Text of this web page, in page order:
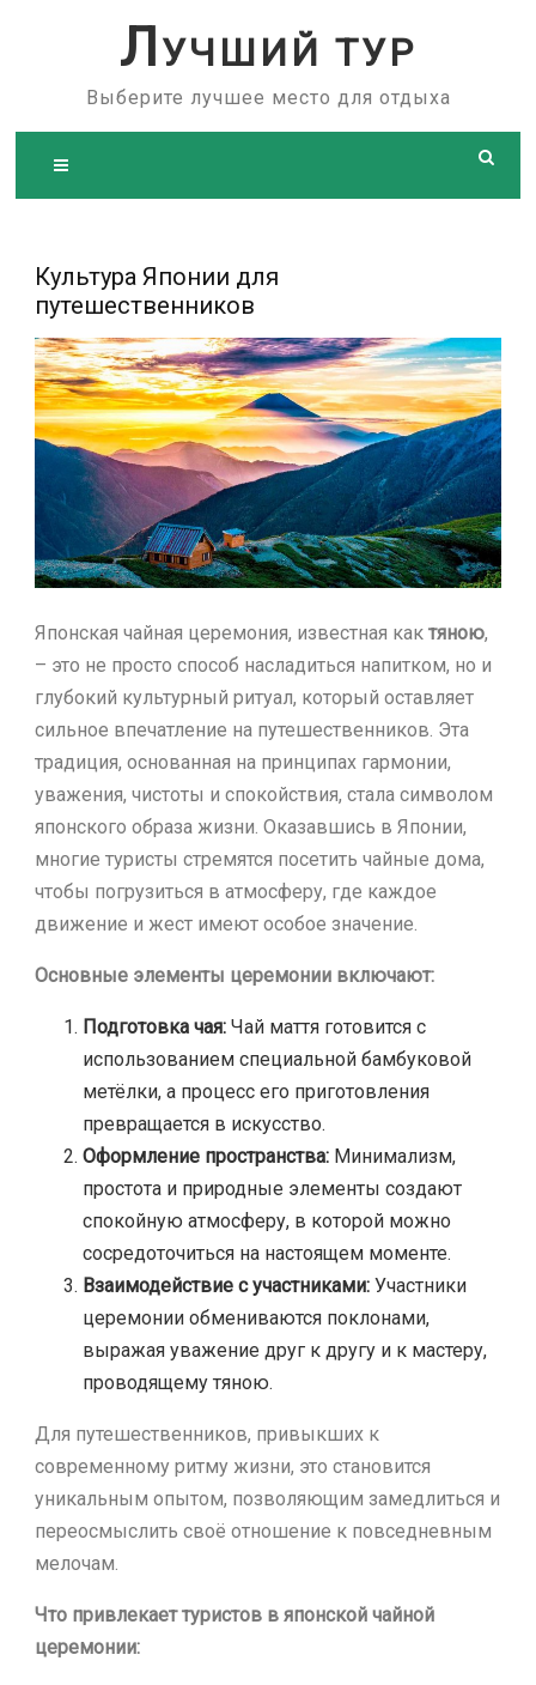
ЛУЧШИЙ ТУР
Выберите лучшее место для отдыха
Культура Японии для
путешественников
Японская чайная церемония, известная как тяною,
– это не просто способ насладиться напитком, но и
глубокий культурный ритуал, который оставляет
сильное впечатление на путешественников. Эта
традиция, основанная на принципах гармонии,
уважения, чистоты и спокойствия, стала символом
японского образа жизни. Оказавшись в Японии,
многие туристы стремятся посетить чайные дома,
чтобы погрузиться в атмосферу, где каждое
движение и жест имеют особое значение.
Основные элементы церемонии включают:
Подготовка чая: Чай маття готовится с
использованием специальной бамбуковой
метёлки, а процесс его приготовления
превращается в искусство.
Оформление пространства: Минимализм,
простота и природные элементы создают
спокойную атмосферу, в которой можно
сосредоточиться на настоящем моменте.
Взаимодействие с участниками: Участники
церемонии обмениваются поклонами,
выражая уважение друг к другу и к мастеру,
проводящему тяною.
Для путешественников, привыкших к
современному ритму жизни, это становится
уникальным опытом, позволяющим замедлиться и
переосмыслить своё отношение к повседневным
мелочам.
Что привлекает туристов в японской чайной
церемонии: